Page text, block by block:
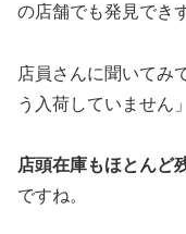
の店舗でも発見でき
店員さんに聞いてみ
う入荷していません
店頭在庫もほとんど
ですね。